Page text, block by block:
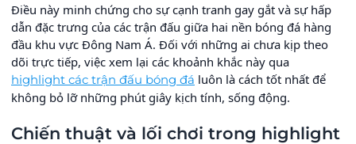
Điều này minh chứng cho sự cạnh tranh gay gắt và sự hấp
dẫn đặc trưng của các trận đấu giữa hai nền bóng đá hàng
đầu khu vực Đông Nam Á. Đối với những ai chưa kịp theo
dõi trực tiếp, việc xem lại các khoảnh khắc này qua
highlight các trận đấu bóng đá luôn là cách tốt nhất để
không bỏ lỡ những phút giây kịch tính, sống động.
Chiến thuật và lối chơi trong highlight